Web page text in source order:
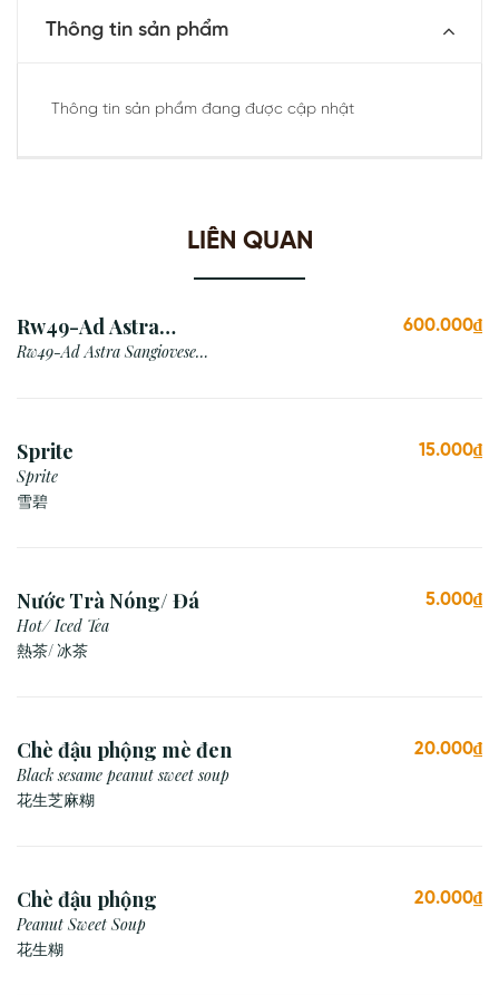
Thông tin sản phẩm
Thông tin sản phẩm đang được cập nhật
LIÊN QUAN
Rw49-Ad Astra
Sangiovese Rubicone Igt
Rw49-Ad Astra Sangiovese
600.000₫
Sprite
Sprite
雪碧
15.000₫
Nước Trà Nóng/ Đá
Hot/ Iced Tea
熱茶/ 冰茶
5.000₫
Chè đậu phộng mè đen
Black sesame peanut sweet soup
花生芝麻糊
20.000₫
Chè đậu phộng
Peanut Sweet Soup
花生糊
20.000₫